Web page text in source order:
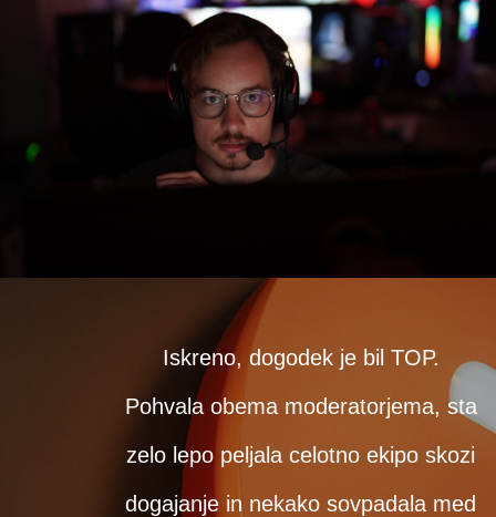
Iskreno, dogodek je bil TOP.
Pohvala obema moderatorjema, sta
zelo lepo peljala celotno ekipo skozi
dogajanje in nekako sovpadala med